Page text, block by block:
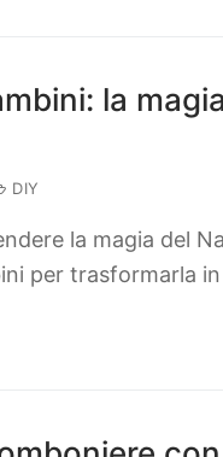
la
DIY
la magia del
per trasformarla